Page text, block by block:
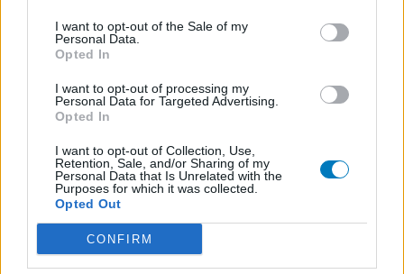
I want to opt-out of the Sale of my
Personal Data.
Opted In
I want to opt-out of processing my
Personal Data for Targeted Advertising.
Opted In
I want to opt-out of Collection, Use,
Retention, Sale, and/or Sharing of my
Personal Data that Is Unrelated with the
Purposes for which it was collected.
Opted Out
CONFIRM